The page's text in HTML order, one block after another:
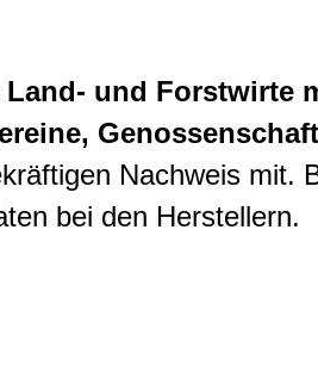
und Forstwirte
Nachweis mit.
bei den Herstellern.